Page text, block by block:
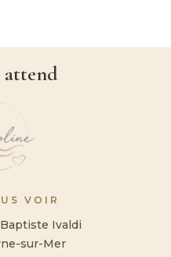
attend
VOIR
Ivaldi
sur-Mer